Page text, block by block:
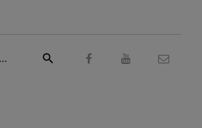
Wyszukaj:
search